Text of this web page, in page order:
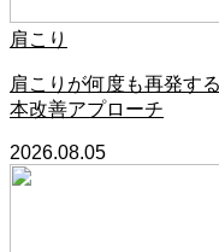
肩こり
肩こりが何度も再発す
本改善アプローチ
2026.08.05